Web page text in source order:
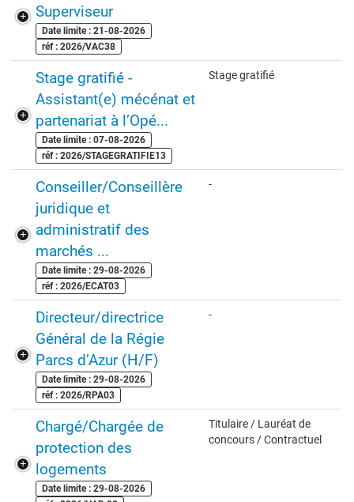
Superviseur
Date limite : 21-08-2026
réf : 2026/VAC38
Stage gratifié -
Assistant(e) mécénat et
partenariat à l’Opé...
Date limite : 07-08-2026
réf : 2026/STAGEGRATIFIE13
Stage gratifié
Conseiller/Conseillère
juridique et
administratif des
marchés ...
Date limite : 29-08-2026
réf : 2026/ECAT03
-
Directeur/directrice
Général de la Régie
Parcs d’Azur (H/F)
Date limite : 29-08-2026
réf : 2026/RPA03
-
Chargé/Chargée de
protection des
logements
Date limite : 29-08-2026
Titulaire / Lauréat de
concours / Contractuel